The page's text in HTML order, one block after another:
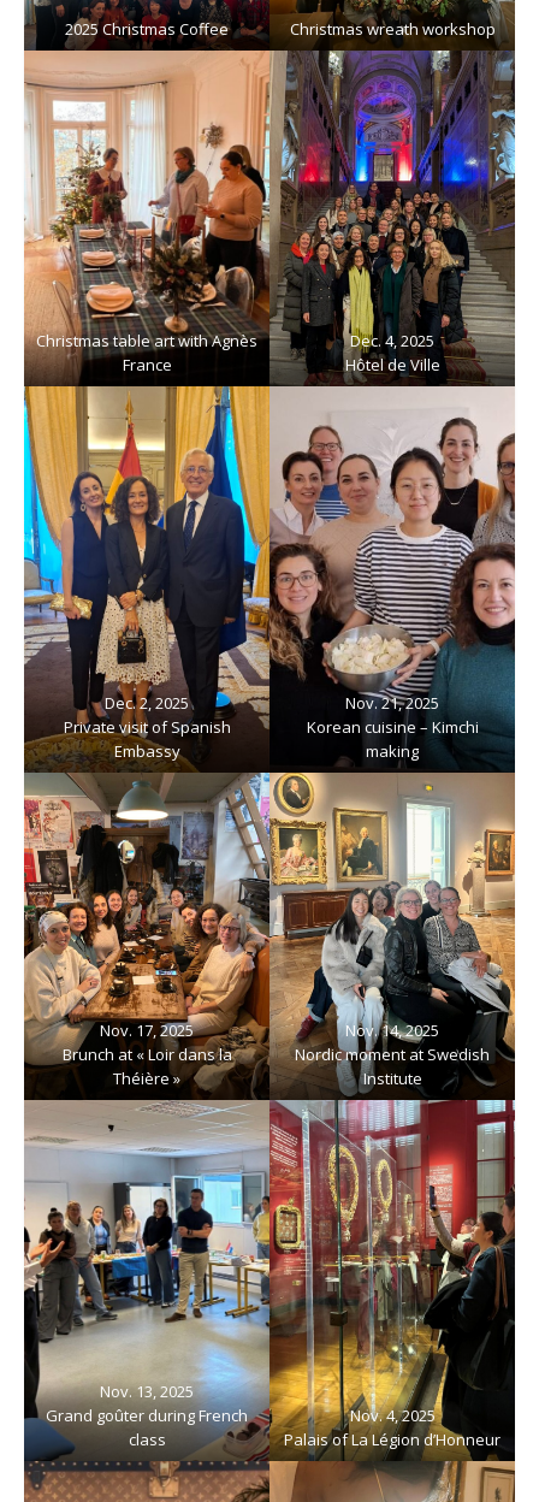
2025 Christmas Coffee Christmas wreath workshop
Christmas table art with Agnès
France
Dec. 4, 2025
Hôtel de Ville
Dec. 2, 2025
Private visit of Spanish
Embassy
Nov. 21, 2025
Korean cuisine – Kimchi
making
Nov. 17, 2025
Brunch at « Loir dans la
Théière »
Nov. 14, 2025
Nordic moment at Swedish
Institute
Nov. 13, 2025
Grand goûter during French
class
Nov. 4, 2025
Palais of La Légion d’Honneur